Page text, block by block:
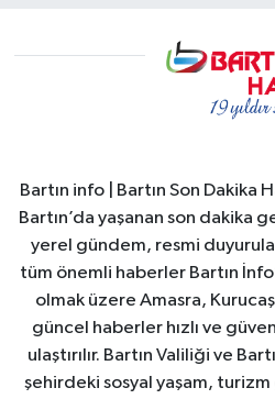
Bartın info | Bartın Son Dakika
Bartın’da yaşanan son dakika
yerel gündem, resmi
tüm önemli haberler Bartın
olmak üzere Amasra,
güncel haberler hızlı ve
ulaştırılır. Bartın Valiliği ve
şehirdeki sosyal yaşam,